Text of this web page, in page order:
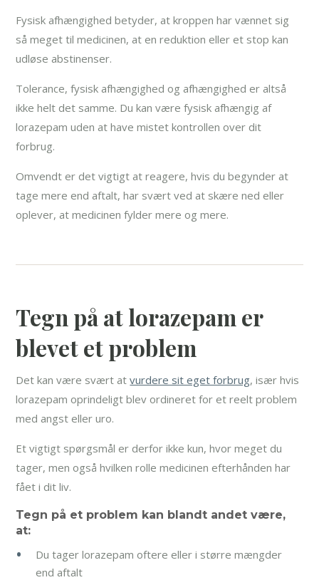
Fysisk afhængighed betyder, at kroppen har vænnet sig
så meget til medicinen, at en reduktion eller et stop kan
udløse abstinenser.
Tolerance, fysisk afhængighed og afhængighed er altså
ikke helt det samme. Du kan være fysisk afhængig af
lorazepam uden at have mistet kontrollen over dit
forbrug.
Omvendt er det vigtigt at reagere, hvis du begynder at
tage mere end aftalt, har svært ved at skære ned eller
oplever, at medicinen fylder mere og mere.
Tegn på at lorazepam er
blevet et problem
Det kan være svært atvurdere sit eget forbrug, især hvis
lorazepam oprindeligt blev ordineret for et reelt problem
med angst eller uro.
Et vigtigt spørgsmål er derfor ikke kun, hvor meget du
tager, men også hvilken rolle medicinen efterhånden har
fået i dit liv.
Tegn på et problem kan blandt andet være,
at:
Du tager lorazepam oftere eller i større mængder
end aftalt